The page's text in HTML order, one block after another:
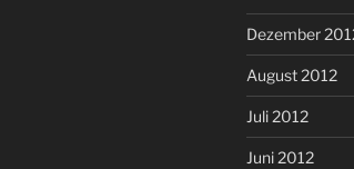
Dezember
August 2012
Juli 2012
Juni 2012